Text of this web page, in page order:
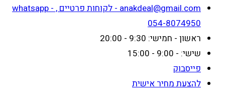
anakdeal@gmail.com - לקוחות פרטיים , whatsapp -
054-8074950
ראשון - חמישי: 9:30 - 20:00
שישי: - 9:00 - 15:00
פייסבוק
להצעת מחיר אישית